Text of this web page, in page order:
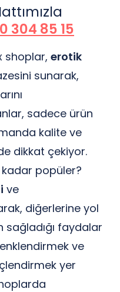
304 85 15
shoplar, erotik
sunarak,
sadece ürün
kalite ve
dikkat çekiyor.
popüler?
ve
diğerlerine yol
sağladığı faydalar
ve
yer